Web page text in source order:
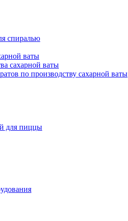
спиралью
ваты
сахарной ваты
по производству сахарной ваты
для пиццы